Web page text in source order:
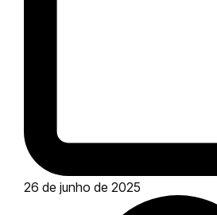
26 de junho de 2025